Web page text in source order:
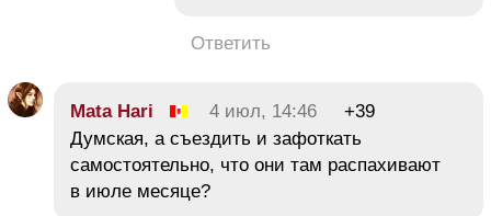
Ответить
Mata Hari 4 июл, 14:46
+39
Думская, а съездить и зафоткать
самостоятельно, что они там распахивают
в июле месяце?